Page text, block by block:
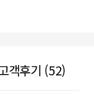
객후기 (52)